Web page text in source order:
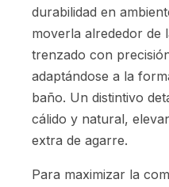
durabilidad en
moverla alrededor de
trenzado con
adaptándose a la
baño. Un distintivo
cálido y natural,
extra de agarre.
Para maximizar la